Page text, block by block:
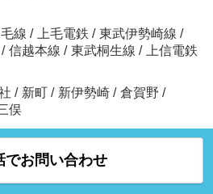
線 / 上毛電鉄 / 東武伊勢崎線 /
/ 信越本線 / 東武桐生線 /
上信電鉄
/ 新町 / 新伊勢崎 / 倉賀野 /
俣
でお問い合わせ